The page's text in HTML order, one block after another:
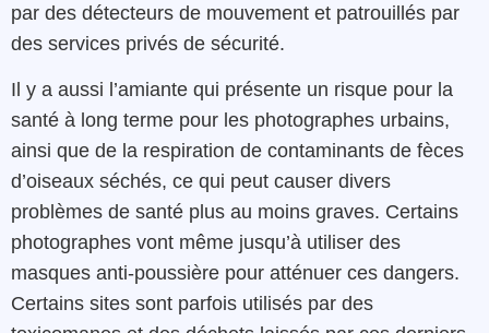
par des détecteurs de mouvement et patrouillés par
des services privés de sécurité.
Il y a aussi l’amiante qui présente un risque pour la
santé à long terme pour les photographes urbains,
ainsi que de la respiration de contaminants de fèces
d’oiseaux séchés, ce qui peut causer divers
problèmes de santé plus au moins graves. Certains
photographes vont même jusqu’à utiliser des
masques anti-poussière pour atténuer ces dangers.
Certains sites sont parfois utilisés par des